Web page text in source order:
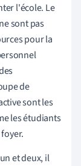
l'école. Le
sont pas
pour la
de
sont les
les étudiants
et deux, il